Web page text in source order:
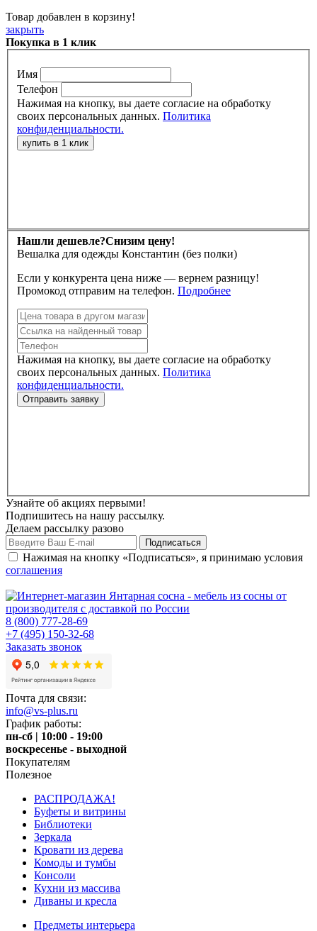
Товар добавлен в корзину!
закрыть
Покупка в 1 клик
Имя
Телефон
Нажимая на кнопку, вы даете согласие на обработку
своих персональных данных. Политика
конфиденциальности.
Нашли дешевле?Снизим цену!
Вешалка для одежды Константин (без полки)
Если у конкурента цена ниже — вернем разницу!
Промокод отправим на телефон. Подробнее
Нажимая на кнопку, вы даете согласие на обработку
своих персональных данных. Политика
конфиденциальности.
Узнайте об акциях первыми!
Подпишитесь на нашу рассылку.
Делаем рассылку разово
Нажимая на кнопку «Подписаться», я принимаю условия
соглашения
8 (800) 777-28-69
+7 (495) 150-32-68
Заказать звонок
Почта для связи:
info@vs-plus.ru
График работы:
пн-сб | 10:00 - 19:00
воскресенье - выходной
Покупателям
Полезное
РАСПРОДАЖА!
Буфеты и витрины
Библиотеки
Зеркала
Кровати из дерева
Комоды и тумбы
Консоли
Кухни из массива
Диваны и кресла
Предметы интерьера